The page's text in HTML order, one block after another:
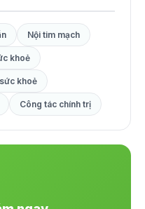
Nội tim mạch
khoẻ
khoẻ
Công tác chính trị